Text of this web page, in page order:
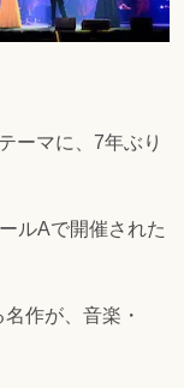
ーマに、7年ぶり
ルAで開催された
作が、音楽・